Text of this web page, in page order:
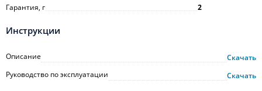
Гарантия, г
2
Инструкции
Описание
Скачать
Руководство по эксплуатации
Скачать